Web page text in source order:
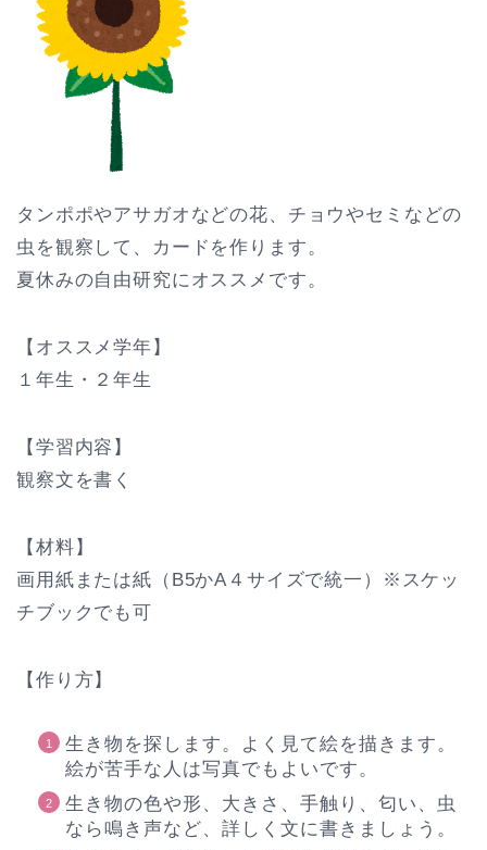
タンポポやアサガオなどの花、チョウやセミなどの
虫を観察して、カードを作ります。
夏休みの自由研究にオススメです。
【オススメ学年】
１年生・２年生
【学習内容】
観察文を書く
【材料】
画用紙または紙（B5かA４サイズで統一）※スケッ
チブックでも可
【作り方】
生き物を探します。よく見て絵を描きます。
絵が苦手な人は写真でもよいです。
生き物の色や形、大きさ、手触り、匂い、虫
なら鳴き声など、詳しく文に書きましょう。